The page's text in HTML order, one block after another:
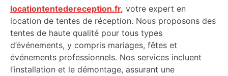
locationtentedereception.fr, votre expert en
location de tentes de réception. Nous proposons des
tentes de haute qualité pour tous types
d’événements, y compris mariages, fêtes et
événements professionnels. Nos services incluent
l’installation et le démontage, assurant une